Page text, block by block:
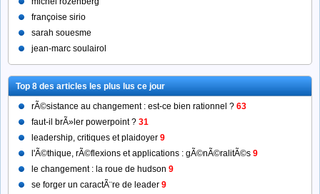
françoise sirio
sarah souesme
jean-marc soulairol
Top 8 des articles les plus lus ce jour
rÃ©sistance au changement : est-ce bien rationnel ? 63
faut-il brÃ»ler powerpoint ? 31
leadership, critiques et plaidoyer 9
l'Ã©thique, rÃ©flexions et applications : gÃ©nÃ©ralitÃ©s 9
le changement : la roue de hudson 9
se forger un caractÃ¨re de leader 9